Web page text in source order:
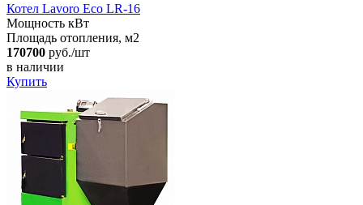
Котел Lavoro Eco LR-16
Мощность кВт
Площадь отопления, м2
170700 руб./шт
в наличии
Купить